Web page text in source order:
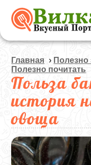
Главная › Полезно
Полезно почитать
Польза
история
овоща